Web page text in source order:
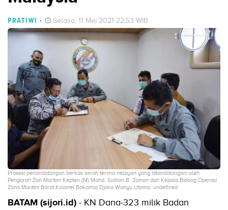
PRATIWI - Selasa, 11 Mei 2021 22:53 WIB
Prosesi penandatangan berkas serah terima nelayan yang ditandatangani oleh
Pengarah Zon Maritim Kepten (M) Mohd. Sulhan B. Zainon dan Kepala Bidang Operasi
Zona Maritim Barat Kolonel Bakamla Djoko Wahyu Utomo. undefined
BATAM (sijori.id) - KN Dana-323 milik Badan